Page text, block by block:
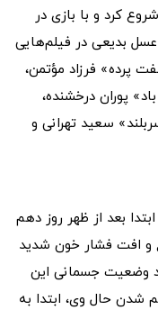
به کارگردانی کیانوش عیاری در سال 1376 شروع کرد و با بازی در
بدیعی در فیلم‌هایی
پرده» فرزاد مؤتمن،
پوران درخشنده،
سعید تهرانی و
بعد از ظهر روز دهم
و افت فشار خون شدید
وضعیت جسمانی این
شدن حال وی، ابتدا به